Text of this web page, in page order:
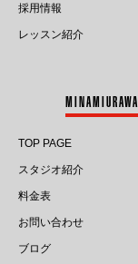
2025.5
2025.1
2024.12
2024.11
採用情報
レッスン紹介
MINAMIURAWA
TOP PAGE
スタジオ紹介
料金表
お問い合わせ
ブログ